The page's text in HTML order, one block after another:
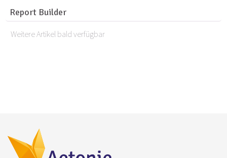
Report Builder
Weitere Artikel bald verfügbar